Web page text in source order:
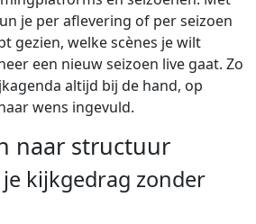
je per aflevering of per seizoen
gezien, welke scènes je wilt
een nieuw seizoen live gaat. Zo
altijd bij de hand, op
wens ingevuld.
naar structuur
kijkgedrag zonder